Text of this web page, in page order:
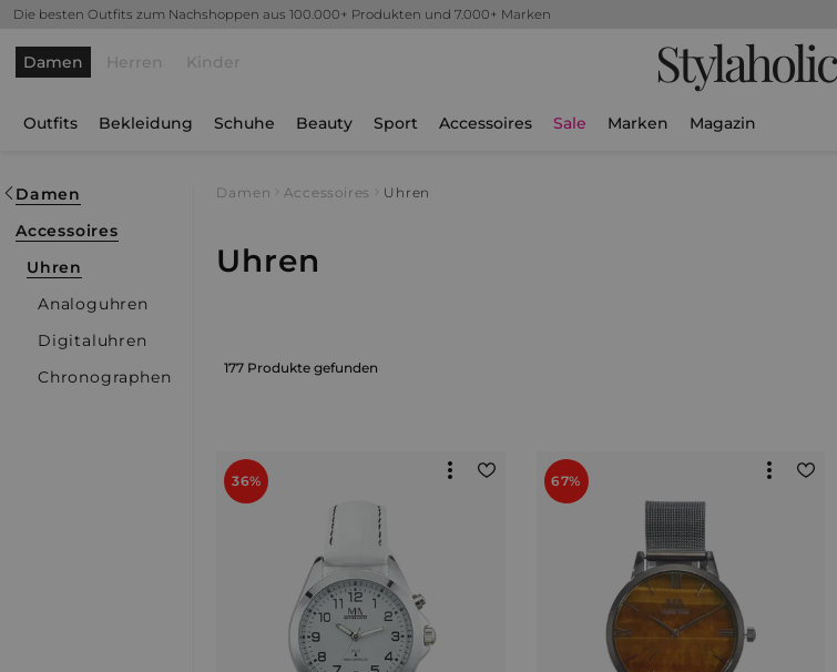
Die besten Outfits zum Nachshoppen aus 100.000+ Produkten und 7.000+ Marken
Damen Herren Kinder Stylaholic
Outfits Bekleidung Schuhe Beauty Sport Accessoires Sale Marken Magazin
Damen
Accessoires
Uhren
Analoguhren
Digitaluhren
Chronographen
Damen Accessoires Uhren
Uhren
177 Produkte gefunden
36% 67%